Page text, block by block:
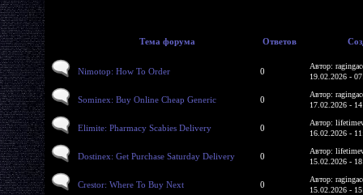
Тема форума Ответов
Nimotop: How To Order 0
Автор:
19.02.2026 -
Sominex: Buy Online Cheap Generic 0
Автор:
17.02.2026 -
Elimite: Pharmacy Scabies Delivery 0
Автор:
16.02.2026 -
Dostinex: Get Purchase Saturday Delivery 0
Автор:
15.02.2026 -
Crestor: Where To Buy Next 0
Автор:
15.02.2026 -